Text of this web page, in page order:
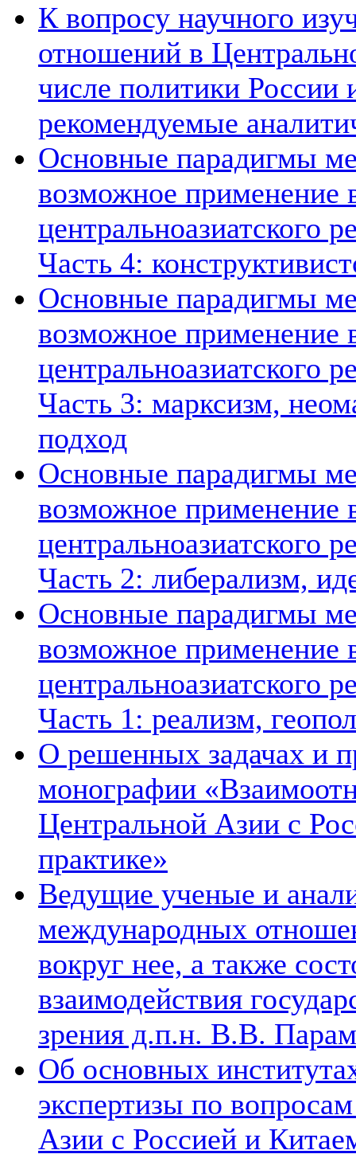
К вопросу научного
отношений в
числе политики России
рекомендуемые
Основные парадигмы
возможное применение
центральноазиатского
Часть 4:
Основные парадигмы
возможное применение
центральноазиатского
Часть 3: марксизм,
подход
Основные парадигмы
возможное применение
центральноазиатского
Часть 2: либерализм,
Основные парадигмы
возможное применение
центральноазиатского
Часть 1: реализм,
О решенных задачах и
монографии
Центральной Азии с
практике»
Ведущие ученые и
международных
вокруг нее, а также
взаимодействия
зрения д.п.н. В.В.
Об основных
экспертизы по
Азии с Россией и